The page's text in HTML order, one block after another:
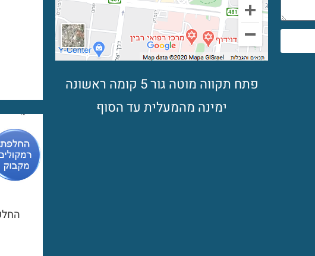
פתח תקווה מוטה גור 5 קומה ראשונה
ימינה מהמעלית עד הסוף